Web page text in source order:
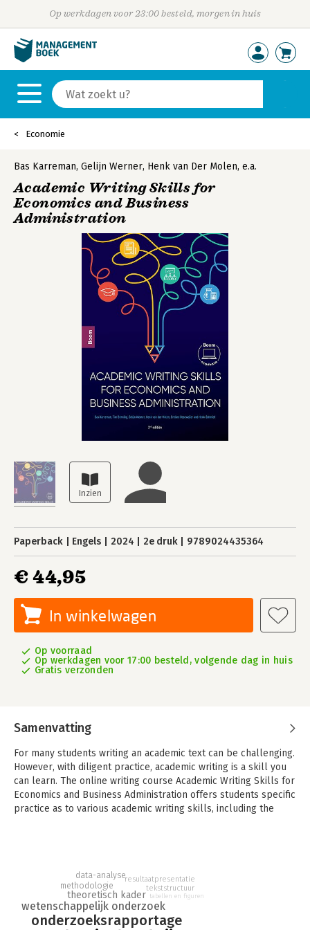
Op werkdagen voor 23:00 besteld, morgen in huis
Economie
Bas Karreman, Gelijn Werner, Henk van Der Molen, e.a.
Academic Writing Skills for
Economics and Business
Administration
Paperback Engels 2024 2e druk 9789024435364
€ 44,95
In winkelwagen
Op voorraad
Op werkdagen voor 17:00 besteld, volgende dag in huis
Gratis verzonden
Samenvatting
For many students writing an academic text can be challenging.
However, with diligent practice, academic writing is a skill you
can learn. The online writing course Academic Writing Skills for
Economics and Business Administration offers students specific
practice as to various academic writing skills, including the
mathematical writing is available online.
Each chapter starts with an explanation of a particular aspect
of academic writing. This explanation leads to a rule of thumb
and several brief online exercises. Feedback on the exercises
onderzoeksrapportage
wetenschappelijk onderzoek
theoretisch kader
methodologie
data-analyseresultaatpresentatie
tekststructuur
tabellen en figuren